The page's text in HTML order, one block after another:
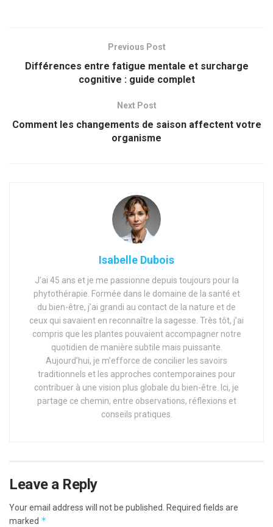
Previous Post
Différences entre fatigue mentale et surcharge
cognitive : guide complet
Next Post
Comment les changements de saison affectent votre
organisme
Isabelle Dubois
J’ai 45 ans et je me passionne depuis toujours pour la
phytothérapie. Formée dans le domaine de la santé et
du bien-être, j’ai grandi au contact de la nature et de
ceux qui savaient en reconnaître la sagesse. Très tôt, j’ai
compris que les plantes pouvaient accompagner notre
quotidien de manière subtile mais puissante.
Aujourd’hui, je m’efforce de concilier les savoirs
traditionnels et les approches contemporaines pour
contribuer à une vision plus globale du bien-être. Ici, je
partage ce chemin, entre observations, réflexions et
conseils pratiques.
Leave a Reply
Your email address will not be published. Required fields are
marked *